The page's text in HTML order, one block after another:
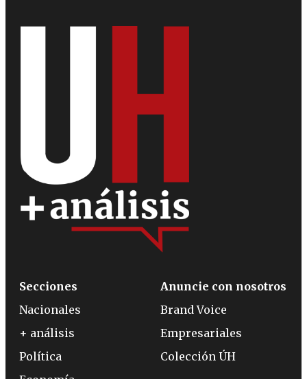
Secciones
Nacionales
+ análisis
Política
Anuncie con nosotros
Brand Voice
Empresariales
Colección ÚH